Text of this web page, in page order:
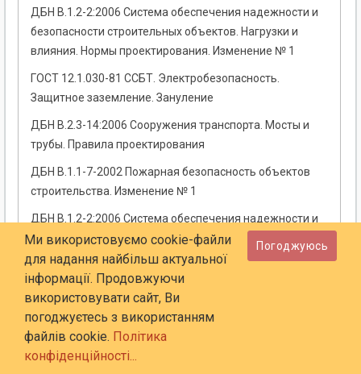
ДБН В.1.2-2:2006 Система обеспечения надежности и
безопасности строительных объектов. Нагрузки и
влияния. Нормы проектирования. Изменение № 1
ГОСТ 12.1.030-81 ССБТ. Электробезопасность.
Защитное заземление. Зануление
ДБН В.2.3-14:2006 Сооружения транспорта. Мосты и
трубы. Правила проектирования
ДБН В.1.1-7-2002 Пожарная безопасность объектов
строительства. Изменение № 1
ДБН В.1.2-2:2006 Система обеспечения надежности и
безопасности строительных объектов. Нагрузки и
воздействия. Нормы проектирования
ГОСТ 12.2.007.0-75 Изделия электротехнические.
Общие требования безопасности
ДБН В.2.5-27-2006. Защитные мероприятия
электробезопасности в электроустановках домов и
Ми використовуємо cookie-файли
для надання найбільш актуальної
інформації. Продовжуючи
використовувати сайт, Ви
погоджуєтесь з використанням
файлів cookie. Політика
конфіденційності...
Погоджуюсь